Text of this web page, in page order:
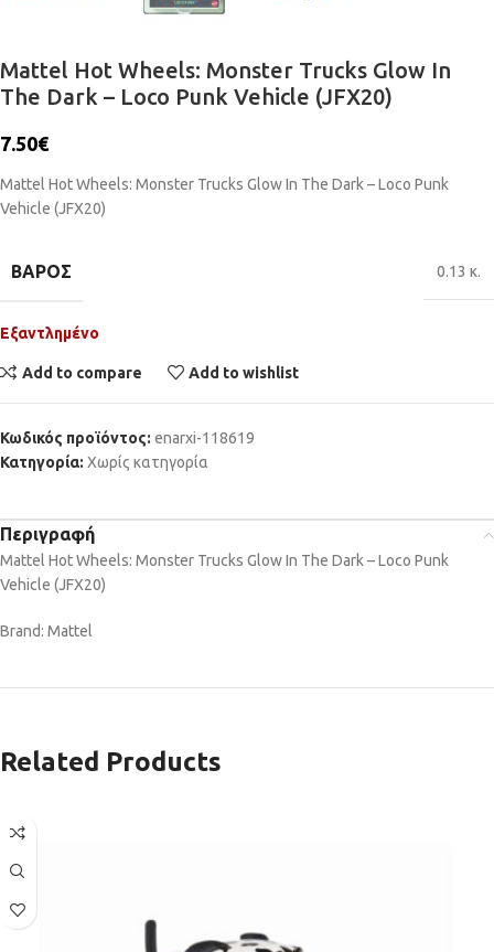
Mattel Hot Wheels: Monster Trucks Glow In
The Dark – Loco Punk Vehicle (JFX20)
7.50€
Mattel Hot Wheels: Monster Trucks Glow In The Dark – Loco Punk
Vehicle (JFX20)
ΒΆΡΟΣ 0.13 κ.
Εξαντλημένο
Add to compare Add to wishlist
Κωδικός προϊόντος: enarxi-118619
Κατηγορία: Χωρίς κατηγορία
Περιγραφή
Mattel Hot Wheels: Monster Trucks Glow In The Dark – Loco Punk
Vehicle (JFX20)
Brand: Mattel
Related Products